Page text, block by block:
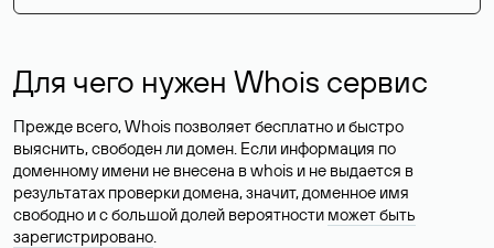
Для чего нужен Whois сервис
Прежде всего, Whois позволяет бесплатно и быстро
выяснить, свободен ли домен. Если информация по
доменному имени не внесена в whois и не выдается в
результатах проверки домена, значит, доменное имя
свободно и с большой долей вероятности может быть
зарегистрировано.